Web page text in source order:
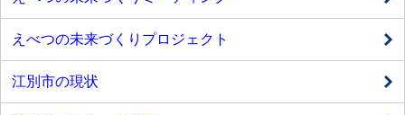
えべつの未来づくりプロジェクト
江別市の現状